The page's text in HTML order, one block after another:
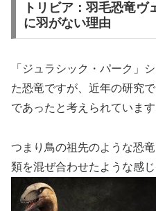
トリビア：羽毛恐竜
に羽がない理由
「ジュラシック・パーク」
た恐竜ですが、近年の研究
であったと考えられています
つまり鳥の祖先のような恐
類を混ぜ合わせたような感じ